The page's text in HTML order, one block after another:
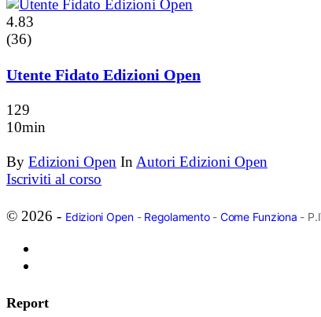
4.83
(36)
Utente Fidato Edizioni Open
129
10min
By Edizioni Open InAutori Edizioni Open
Iscriviti al corso
© 2026 - Edizioni Open- Regolamento- Come Funziona -
Report